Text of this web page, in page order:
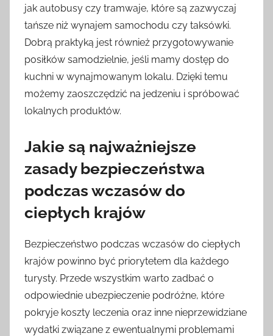
jak autobusy czy tramwaje, które są zazwyczaj
tańsze niż wynajem samochodu czy taksówki.
Dobrą praktyką jest również przygotowywanie
posiłków samodzielnie, jeśli mamy dostęp do
kuchni w wynajmowanym lokalu. Dzięki temu
możemy zaoszczędzić na jedzeniu i spróbować
lokalnych produktów.
Jakie są najważniejsze
zasady bezpieczeństwa
podczas wczasów do
ciepłych krajów
Bezpieczeństwo podczas wczasów do ciepłych
krajów powinno być priorytetem dla każdego
turysty. Przede wszystkim warto zadbać o
odpowiednie ubezpieczenie podróżne, które
pokryje koszty leczenia oraz inne nieprzewidziane
wydatki związane z ewentualnymi problemami